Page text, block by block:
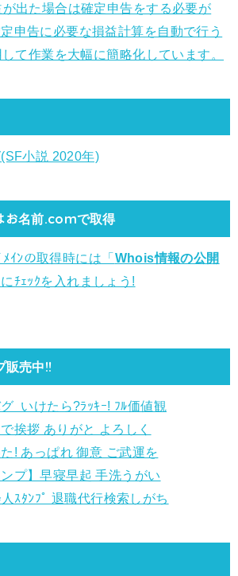
出た場合は確定申告をする必要が
申告に必要な損益計算を自動で行う
て作業を大幅に簡略化しています。
小説 2020年)
お名前.comで取得
ﾒｲﾝの取得時には「Whois情報の公開
にﾁｪｯｸを入れましょう!
販売中!!
グ いけたら?ﾗｯｷｰ! ﾌﾙ価値観
挨拶 ありがと よろしく
た! あっぱれ 御意 ご武運を
ンプ】早寝早起 手洗うがい
人ｽﾀﾝﾌﾟ 退職代行検索しがち